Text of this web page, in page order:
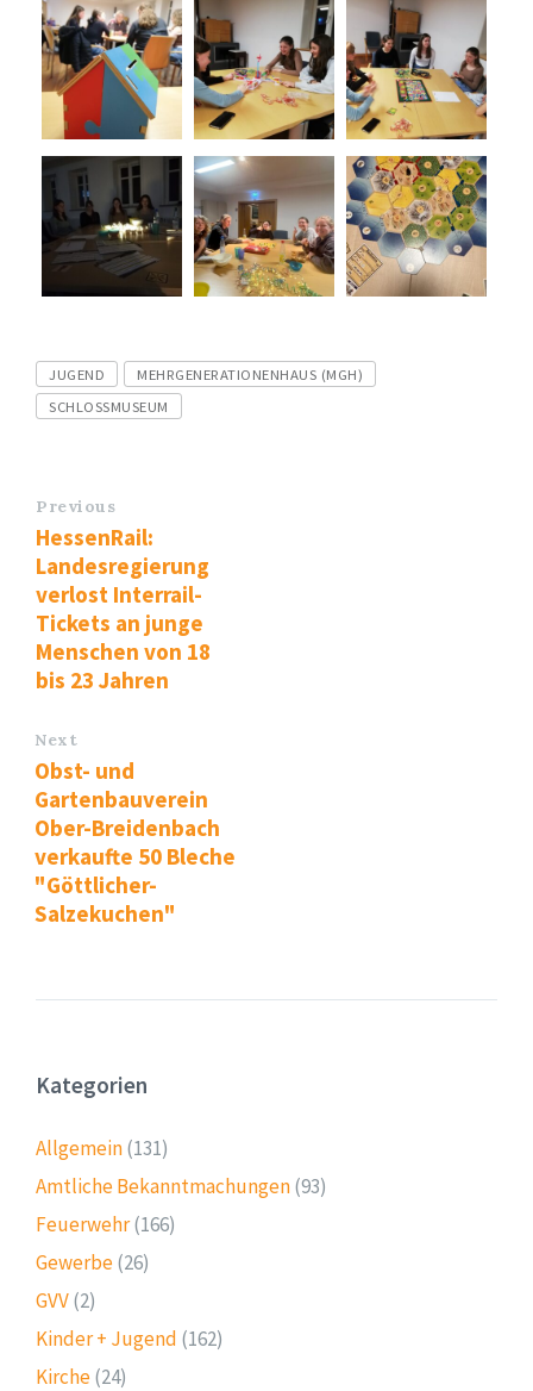
Tags
JUGEND
MEHRGENERATIONENHAUS (MGH)
SCHLOSSMUSEUM
Previous
HessenRail:
Landesregierung
verlost Interrail-
Tickets an junge
Menschen von 18
bis 23 Jahren
Next
Obst- und
Gartenbauverein
Ober-Breidenbach
verkaufte 50 Bleche
"Göttlicher-
Salzekuchen"
Kategorien
Allgemein(131)
Amtliche Bekanntmachungen(93)
Feuerwehr(166)
Gewerbe(26)
GVV(2)
Kinder + Jugend (162)
Kirche(24)